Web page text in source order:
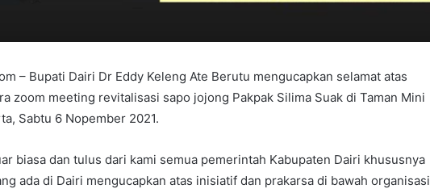
– Bupati Dairi Dr Eddy Keleng Ate Berutu mengucapkan selamat atas
zoom meeting revitalisasi sapo jojong Pakpak Silima Suak di Taman Mini
Sabtu 6 Nopember 2021.
biasa dan tulus dari kami semua pemerintah Kabupaten Dairi khususnya
ada di Dairi mengucapkan atas inisiatif dan prakarsa di bawah organisasi